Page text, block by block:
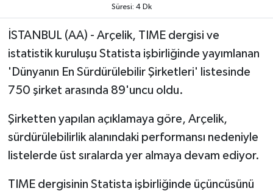
Süresi: 4 Dk
İSTANBUL (AA) - Arçelik, TIME dergisi ve
istatistik kuruluşu Statista işbirliğinde yayımlanan
'Dünyanın En Sürdürülebilir Şirketleri' listesinde
750 şirket arasında 89'uncu oldu.
Şirketten yapılan açıklamaya göre, Arçelik,
sürdürülebilirlik alanındaki performansı nedeniyle
listelerde üst sıralarda yer almaya devam ediyor.
TIME dergisinin Statista işbirliğinde üçüncüsünü